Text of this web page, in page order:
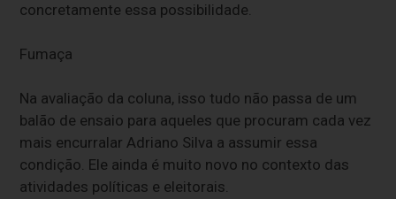
concretamente essa possibilidade.
Fumaça
Na avaliação da coluna, isso tudo não passa de um
balão de ensaio para aqueles que procuram cada vez
mais encurralar Adriano Silva a assumir essa
condição. Ele ainda é muito novo no contexto das
atividades políticas e eleitorais.